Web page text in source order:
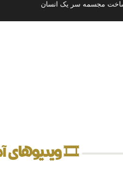
مجسمه سر یک انسان
🎞️ ویدیوهای